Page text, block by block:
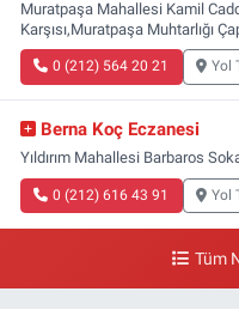
Muratpaşa Mahallesi Kamil
Karşısı,Muratpaşa Muhtarlığı
0 (212) 564 20 21 Yol
Berna Koç Eczanesi
Yıldırım Mahallesi Barbaros
0 (212) 616 43 91 Yol
Tüm